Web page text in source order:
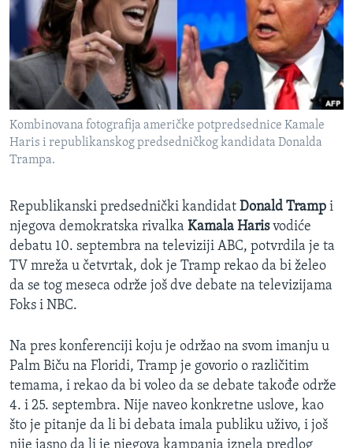
SPORT
INTERVJU
Kombinovana fotografija američke potpredsednice Kamale
Haris i republikanskog predsedničkog kandidata Donalda
Trampa.
Republikanski predsednički kandidat Donald Tramp i
njegova demokratska rivalka Kamala Harisvodiće
debatu 10. septembra na televiziji ABC, potvrdila je ta
TV mreža u četvrtak, dok je Tramp rekao da bi želeo
da se tog meseca održe još dve debate na televizijama
Foks i NBC.
Na pres konferenciji koju je održao na svom imanju u
Palm Biču na Floridi, Tramp je govorio o različitim
temama, i rekao da bi voleo da se debate takođe održe
4. i 25. septembra. Nije naveo konkretne uslove, kao
što je pitanje da li bi debata imala publiku uživo, i još